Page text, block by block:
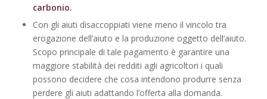
carbonio.
Con gli aiuti disaccoppiati viene meno il vincolo tra
erogazione dell’aiuto e la produzione oggetto dell’aiuto.
Scopo principale di tale pagamento è garantire una
maggiore stabilità dei redditi agli agricoltori i quali
possono decidere che cosa intendono produrre senza
perdere gli aiuti adattando l’offerta alla domanda.